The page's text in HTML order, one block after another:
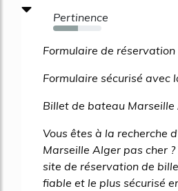
Pertinence
52%
Formulaire de
Formulaire sécurisé avec
Billet de bateau Marseille
Vous êtes à la recherche
Marseille Alger pas cher
site de réservation de
fiable et le plus sécurisé